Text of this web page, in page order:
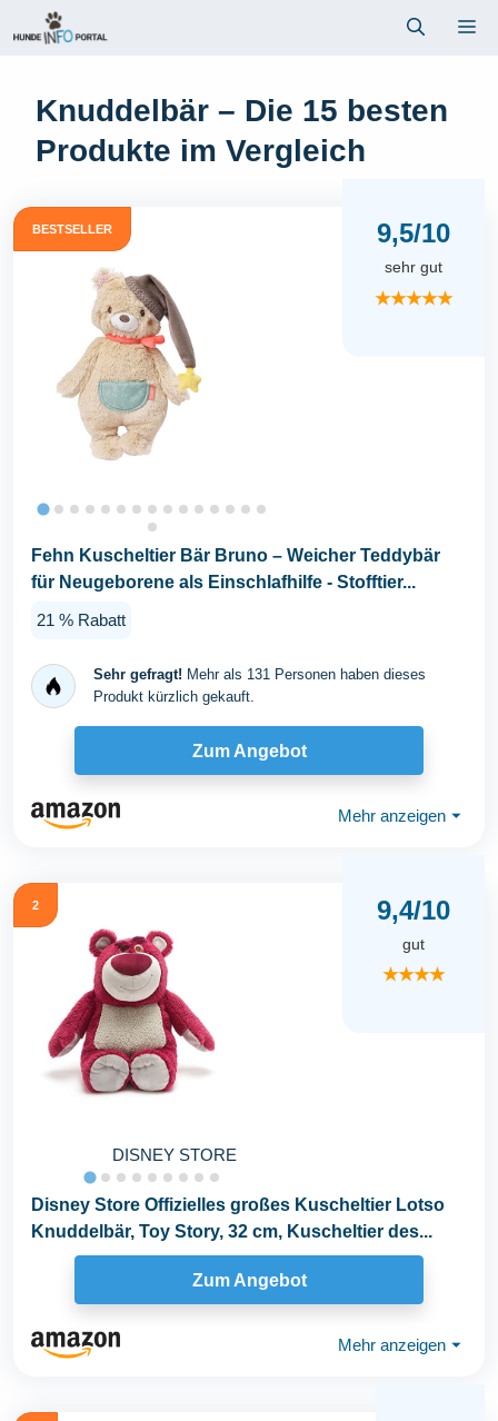
Inhalt
Knuddelbär – Die 15 besten
Produkte im Vergleich
BESTSELLER 9,5/10
sehr gut
★★★★★
Fehn Kuscheltier Bär Bruno – Weicher Teddybär
für Neugeborene als Einschlafhilfe - Stofftier...
21 % Rabatt
Sehr gefragt! Mehr als 131 Personen haben dieses
Produkt kürzlich gekauft.
Zum Angebot
Mehr anzeigen ⏷
2
DISNEY STORE
9,4/10
gut
★★★★
Disney Store Offizielles großes Kuscheltier Lotso
Knuddelbär, Toy Story, 32 cm, Kuscheltier des...
Zum Angebot
Mehr anzeigen ⏷